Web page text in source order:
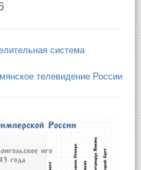
система
телевидение России